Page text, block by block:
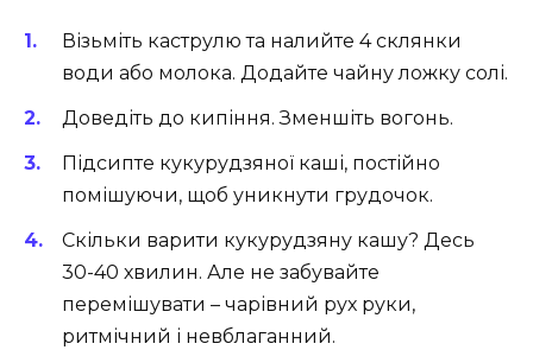
Візьміть каструлю та налийте 4 склянки
води або молока. Додайте чайну ложку солі.
Доведіть до кипіння. Зменшіть вогонь.
Підсипте кукурудзяної каші, постійно
помішуючи, щоб уникнути грудочок.
Скільки варити кукурудзяну кашу? Десь
30-40 хвилин. Але не забувайте
перемішувати – чарівний рух руки,
ритмічний і невблаганний.